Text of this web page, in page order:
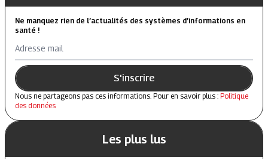
Ne manquez rien de l’actualités des systèmes d’informations en
santé !
Adresse mail
S'inscrire
Nous ne partageons pas ces informations. Pour en savoir plus : Politique
des données
Les plus lus